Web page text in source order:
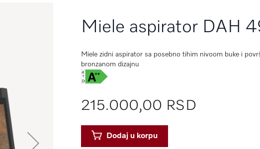
Miele aspirator DAH
Miele zidni aspirator sa posebno tihim nivoom buke i
bronzanom dizajnu
215.000,00 RSD
Dodaj u korpu